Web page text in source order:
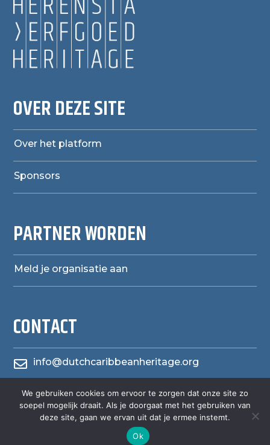
OVER DEZE SITE
Over het platform
Sponsors
PARTNER WORDEN
Meld je organisatie aan
CONTACT
 info@dutchcaribbeanheritage.org
 herensiaerfgoedheritage
We gebruiken cookies om ervoor te zorgen dat onze site zo
soepel mogelijk draait. Als je doorgaat met het gebruiken van
deze site, gaan we ervan uit dat je ermee instemt.
Ok